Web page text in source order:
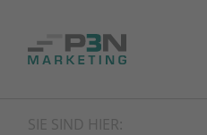
SIE SIND HIER: